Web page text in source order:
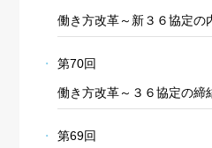
働き方改革～新３６協定の
第70回
働き方改革～３６協定の締
第69回